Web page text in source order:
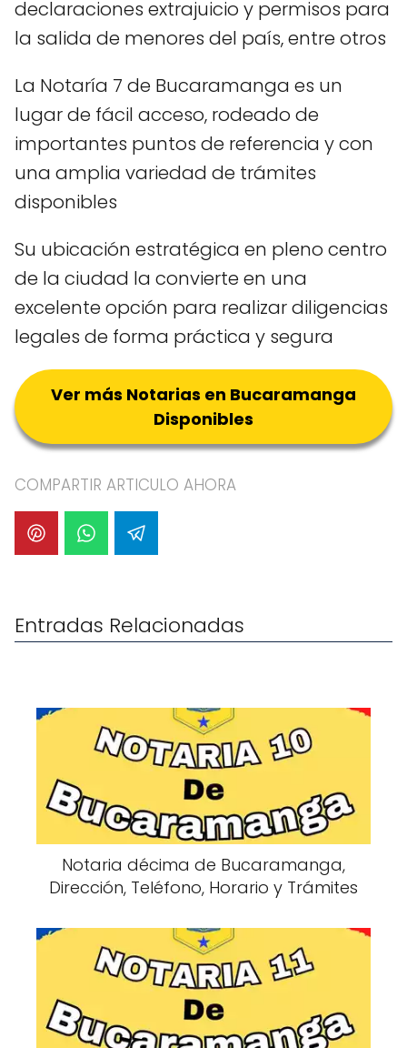
declaraciones extrajuicio y permisos para
la salida de menores del país, entre otros
La Notaría 7 de Bucaramanga es un
lugar de fácil acceso, rodeado de
importantes puntos de referencia y con
una amplia variedad de trámites
disponibles
Su ubicación estratégica en pleno centro
de la ciudad la convierte en una
excelente opción para realizar diligencias
legales de forma práctica y segura
Ver más Notarias en Bucaramanga
Disponibles
COMPARTIR ARTICULO AHORA
Entradas Relacionadas
Notaria décima de Bucaramanga,
Dirección, Teléfono, Horario y Trámites